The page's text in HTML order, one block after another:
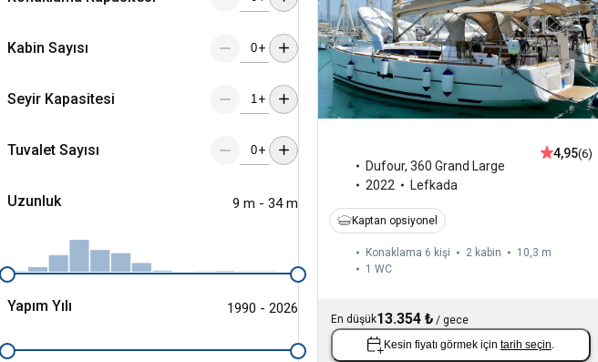
Kabin Sayısı +
Seyir Kapasitesi +
Tuvalet Sayısı +
Uzunluk 9 m - 34 m
Yapım Yılı 1990 - 2026
Dufour, 360 Grand Large
2022
Lefkada
4,95(6)
Kaptan opsiyonel
Konaklama 6 kişi 2 kabin
10,3 m
1 WC
En düşük13.354 ₺ / gece
Kesin fiyatı görmek için tarih seçin.